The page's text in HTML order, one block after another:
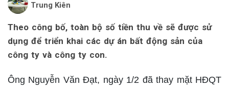
Trung Kiên
Theo công bố, toàn bộ số tiền thu về sẽ được sử
dụng để triển khai các dự án bất động sản của
công ty và công ty con.
Ông Nguyễn Văn Đạt, ngày 1/2 đã thay mặt HĐQT